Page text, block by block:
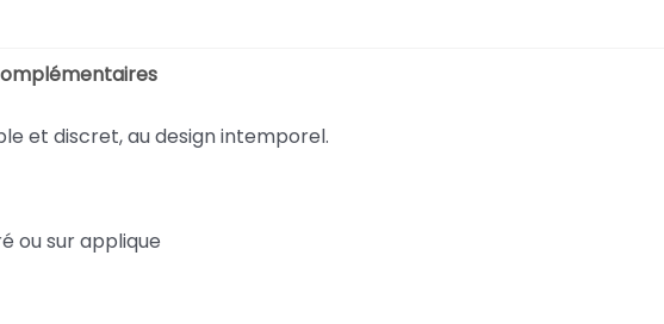
et discret, au design intemporel.
ou sur applique